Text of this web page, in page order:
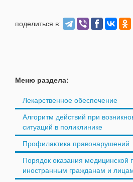
поделиться в:
Меню раздела:
Лекарственное обеспечение
Алгоритм действий при
ситуаций в поликлинике
Профилактика правонарушений
Порядок оказания медицинской
иностранным гражданам и